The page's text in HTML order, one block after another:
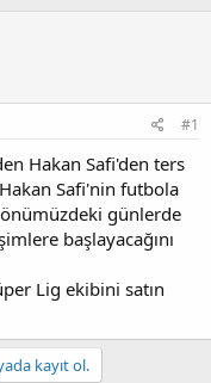
#1
Hakan Safi'den ters
Safi'nin futbola
günlerde
başlayacağını
Lig ekibini satın
kayıt ol.